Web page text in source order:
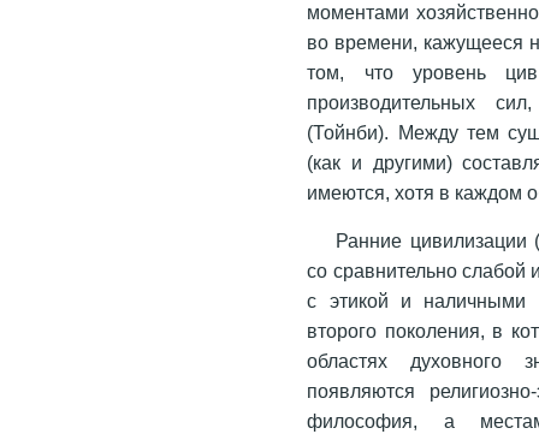
моментами
во времени, кажущееся
том, что уровень
производительных
(Тойнби). Между тем
(как и другими)
имеются, хотя в каждом
Ранние цивилизации
со сравнительно слабой
с этикой и наличными
второго поколения, в
областях духовного
появляются
философия, а